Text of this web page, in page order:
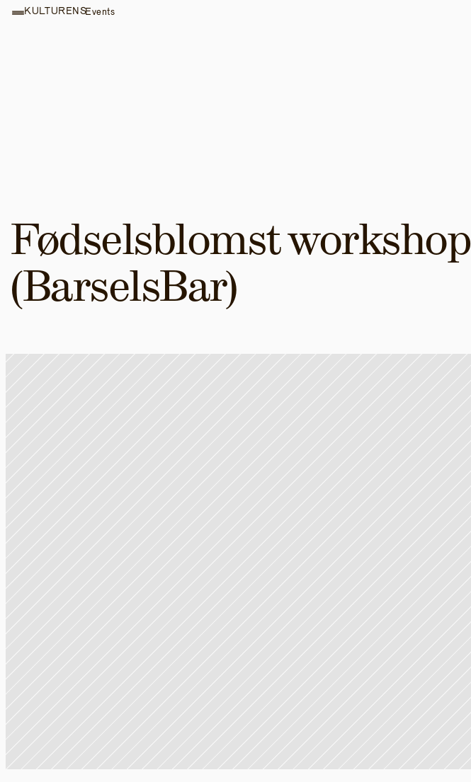
Fødselsblomst workshop
(BarselsBar)
KULTURENSEvents